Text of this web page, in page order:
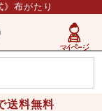
布がたり
送料無料